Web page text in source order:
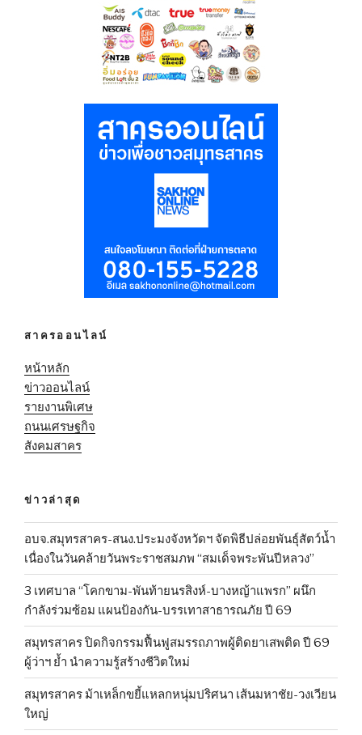
สาครออนไลน์
หน้าหลัก
ข่าวออนไลน์
รายงานพิเศษ
ถนนเศรษฐกิจ
สังคมสาคร
ข่าวล่าสุด
อบจ.สมุทรสาคร-สนง.ประมงจังหวัดฯ จัดพิธีปล่อยพันธุ์สัตว์น้ำ
เนื่องในวันคล้ายวันพระราชสมภพ “สมเด็จพระพันปีหลวง”
3 เทศบาล “โคกขาม-พันท้ายนรสิงห์-บางหญ้าแพรก” ผนึก
กำลังร่วมซ้อม แผนป้องกัน-บรรเทาสาธารณภัย ปี 69
สมุทรสาคร ปิดกิจกรรมฟื้นฟูสมรรถภาพผู้ติดยาเสพติด ปี 69
ผู้ว่าฯ ย้ำ นำความรู้สร้างชีวิตใหม่
สมุทรสาคร ม้าเหล็กขยี้แหลกหนุ่มปริศนา เส้นมหาชัย-วงเวียน
ใหญ่